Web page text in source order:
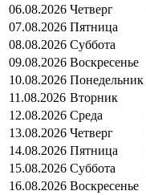
06.08.2026 Четверг
07.08.2026 Пятница
08.08.2026 Суббота
09.08.2026 Воскресенье
10.08.2026 Понедельник
11.08.2026 Вторник
12.08.2026 Среда
13.08.2026 Четверг
14.08.2026 Пятница
15.08.2026 Суббота
16.08.2026 Воскресенье